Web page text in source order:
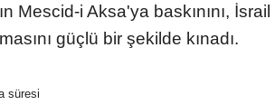
Mescid-i Aksa'ya baskınını,
güçlü bir şekilde kınadı.
süresi